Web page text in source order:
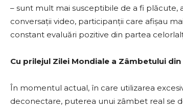
– sunt mult mai susceptibile de a fi plăcute,
conversații video, participanții care afișau
constant evaluări pozitive din partea
Cu prilejul Zilei Mondiale a Zâmbetului
În momentul actual, în care utilizarea
deconectare, puterea unui zâmbet real se